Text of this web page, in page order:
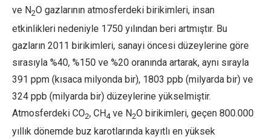
ve N2O gazlarının atmosferdeki birikimleri, insan
etkinlikleri nedeniyle 1750 yılından beri artmıştır. Bu
gazların 2011 birikimleri, sanayi öncesi düzeylerine göre
sırasıyla %40, %150 ve %20 oranında artarak, aynı sırayla
391 ppm (kısaca milyonda bir), 1803 ppb (milyarda bir) ve
324 ppb (milyarda bir) düzeylerine yükselmiştir.
Atmosferdeki CO2, CH4 ve N2O birikimleri, geçen 800.000
yıllık dönemde buz karotlarında kayıtlı en yüksek